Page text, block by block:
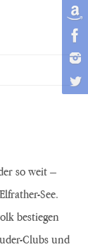
so weit –
See.
bestiegen
Clubs und